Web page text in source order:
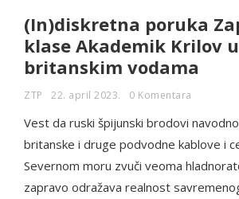
(In)diskretna poruka
klase Akademik Krilov u
britanskim vodama
ZTP 22. april 2023. 0 Komentara
Vest da ruski špijunski brodovi
britanske i druge podvodne kablove i
Severnom moru zvuči veoma
zapravo odražava realnost